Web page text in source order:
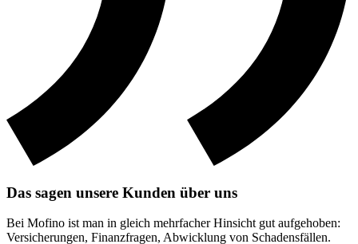
Das sagen unsere Kunden über uns
Bei Mofino ist man in gleich mehrfacher Hinsicht gut aufgehoben:
Versicherungen, Finanzfragen, Abwicklung von Schadensfällen.